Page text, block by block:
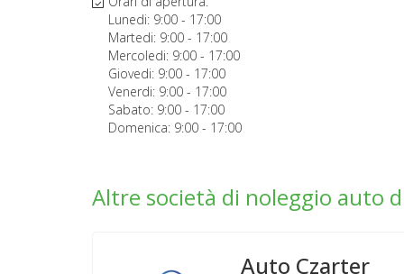
Lunedi: 9:00 - 17:00
Martedi: 9:00 - 17:00
Mercoledi: 9:00 - 17:00
Giovedi: 9:00 - 17:00
Venerdi: 9:00 - 17:00
Sabato: 9:00 - 17:00
Domenica: 9:00 - 17:00
Altre società di noleggio auto
Auto Czarter